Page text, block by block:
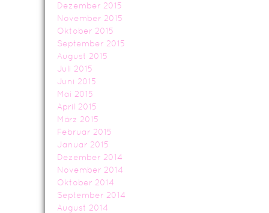
Dezember 2015
November 2015
Oktober 2015
September 2015
August 2015
Juli 2015
Juni 2015
Mai 2015
April 2015
März 2015
Februar 2015
Januar 2015
Dezember 2014
November 2014
Oktober 2014
September 2014
August 2014